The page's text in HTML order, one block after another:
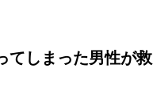
てしまった男性が救